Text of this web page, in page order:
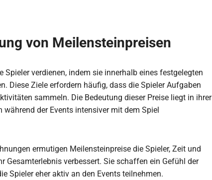
von Meilensteinpreisen
Spieler verdienen, indem sie innerhalb eines festgelegten
Diese Ziele erfordern häufig, dass die Spieler Aufgaben
sammeln. Die Bedeutung dieser Preise liegt in ihrer
während der Events intensiver mit dem Spiel
ermutigen Meilensteinpreise die Spieler, Zeit und
Gesamterlebnis verbessert. Sie schaffen ein Gefühl der
Spieler eher aktiv an den Events teilnehmen.